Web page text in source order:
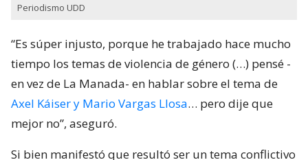
Periodismo UDD
“Es súper injusto, porque he trabajado hace mucho
tiempo los temas de violencia de género (…) pensé -
en vez de La Manada- en hablar sobre el tema de
Axel Káiser y Mario Vargas Llosa… pero dije que
mejor no”, aseguró.
Si bien manifestó que resultó ser un tema conflictivo